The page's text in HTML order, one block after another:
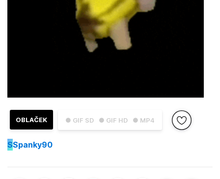
● GIF SD ● GIF HD ● MP4
OBLAČEK
SSpanky90